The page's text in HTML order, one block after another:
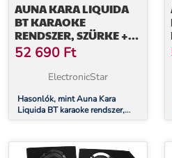
AUNA KARA LIQUIDA
BT KARAOKE
RENDSZER, SZÜRKE +
DAZZL KARAOKE
MIKROFON KÉSZLET,
LED MEGVILÁGÍTÁS
52 690 Ft
ElectronicStar
Hasonlók, mint Auna Kara
Liquida BT karaoke rendszer,
szürke + Dazzl karaoke mikrofon